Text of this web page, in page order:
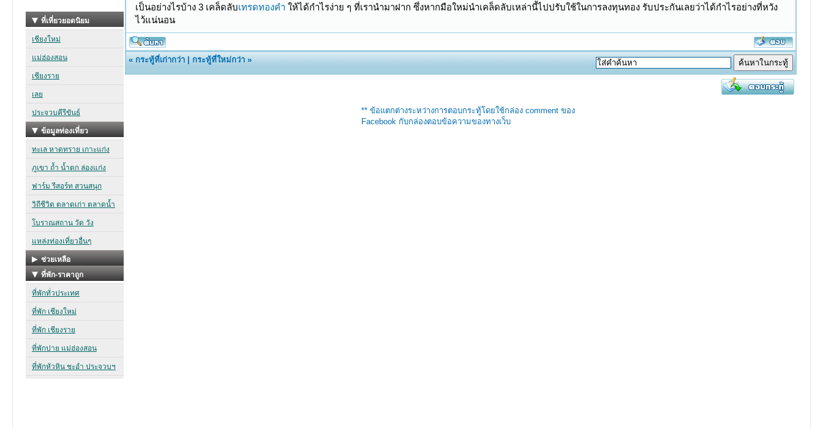
เป็นอย่างไรบ้าง 3 เคล็ดลับเทรดทองคำ ให้ได้กำไรง่าย ๆ ที่เรานำมาฝาก ซึ่งหากมือใหม่นำเคล็ดลับเหล่านี้ไปปรับใช้ในการลงทุนทอง รับประกันเลยว่าได้กำไรอย่างที่หวัง
ไว้แน่นอน
«กระทู้ที่เก่ากว่า |กระทู้ที่ใหม่กว่า »
** ข้อแตกต่างระหว่างการตอบกระทู้โดยใช้กล่อง comment ของ
Facebook กับกล่องตอบข้อความของทางเว็บ